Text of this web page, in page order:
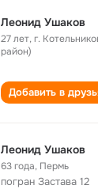
Леонид Ушаков
27 лет,г.
район)
Добавить в
Леонид Ушаков
63 года, Пермь
погран Застава 12